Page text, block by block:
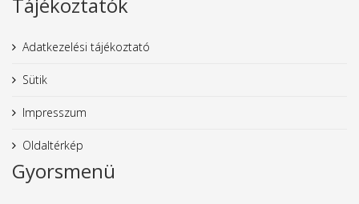
Adatkezelési tájékoztató
Sütik
Impresszum
Oldaltérkép
Gyorsmenü